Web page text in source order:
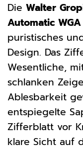
Die Walter
Automatic
puristisches
Design. Das
Wesentliche,
schlanken
Ablesbarkeit
entspiegelte
Zifferblatt vor
klare Sicht auf